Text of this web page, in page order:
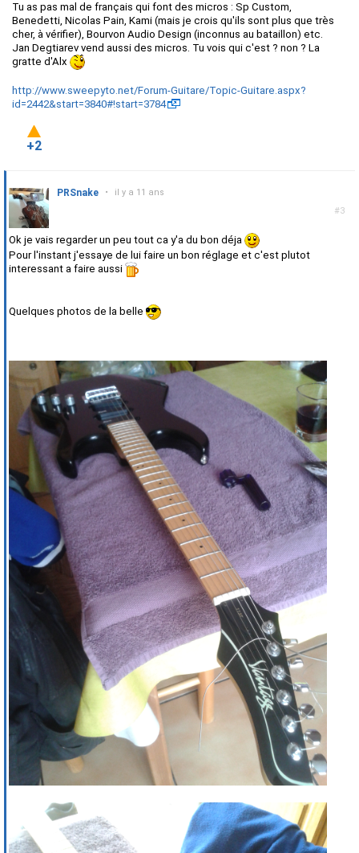
Tu as pas mal de français qui font des micros : Sp Custom,
Benedetti, Nicolas Pain, Kami (mais je crois qu'ils sont plus que très
cher, à vérifier), Bourvon Audio Design (inconnus au bataillon) etc.
Jan Degtiarev vend aussi des micros. Tu vois qui c'est ? non ? La
gratte d'Alx
http://www.sweepyto.net/Forum-Guitare/Topic-Guitare.aspx?
id=2442&start=3840#!start=3784
+2
#3
PRSnake • il y a 11 ans
Ok je vais regarder un peu tout ca y'a du bon déja
Pour l'instant j'essaye de lui faire un bon réglage et c'est plutot
interessant a faire aussi
Quelques photos de la belle